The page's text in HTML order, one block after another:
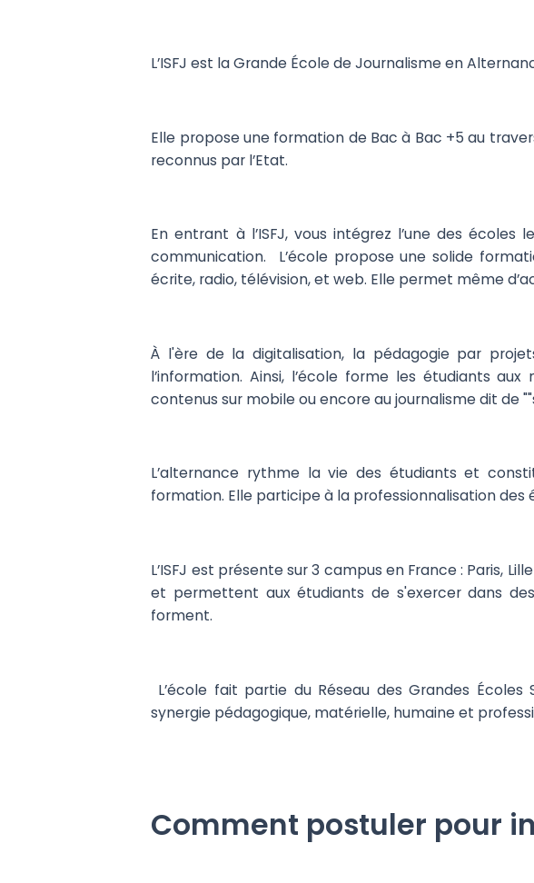
L’ISFJ est la Grande École de Journalisme en
Elle propose une formation de Bac à Bac +5 au
reconnus par l’Etat.
En entrant à l’ISFJ, vous intégrez l’une des
communication. L’école propose une solide
écrite, radio, télévision, et web. Elle permet même
À l'ère de la digitalisation, la pédagogie par
l’information. Ainsi, l’école forme les étudiants
contenus sur mobile ou encore au journalisme dit de
L’alternance rythme la vie des étudiants et
formation. Elle participe à la professionnalisation des
L’ISFJ est présente sur 3 campus en France : Paris,
et permettent aux étudiants de s'exercer dans
forment.
L’école fait partie du Réseau des Grandes
synergie pédagogique, matérielle, humaine et
Comment postuler pour